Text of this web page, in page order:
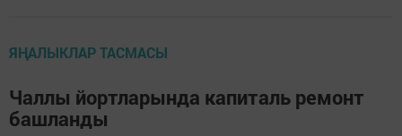
ЯҢАЛЫКЛАР ТАСМАСЫ
Чаллы йортларында капиталь ремонт
башланды